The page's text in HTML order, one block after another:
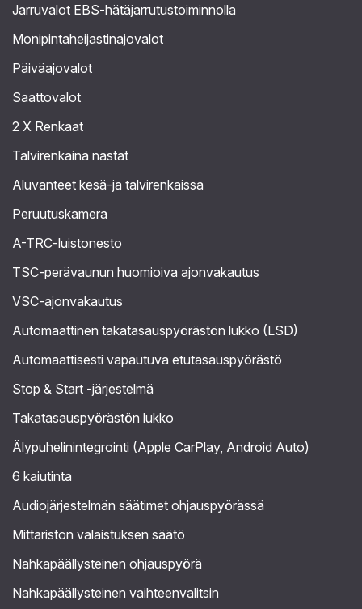
Jarruvalot EBS-hätäjarrutustoiminnolla
Monipintaheijastinajovalot
Päiväajovalot
Saattovalot
2 X Renkaat
Talvirenkaina nastat
Aluvanteet kesä-ja talvirenkaissa
Peruutuskamera
A-TRC-luistonesto
TSC-perävaunun huomioiva ajonvakautus
VSC-ajonvakautus
Automaattinen takatasauspyörästön lukko (LSD)
Automaattisesti vapautuva etutasauspyörästö
Stop & Start -järjestelmä
Takatasauspyörästön lukko
Älypuhelinintegrointi (Apple CarPlay, Android Auto)
6 kaiutinta
Audiojärjestelmän säätimet ohjauspyörässä
Mittariston valaistuksen säätö
Nahkapäällysteinen ohjauspyörä
Nahkapäällysteinen vaihteenvalitsin